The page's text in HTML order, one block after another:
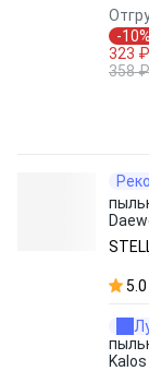
-10%
323 ₽
358 ₽
5.0